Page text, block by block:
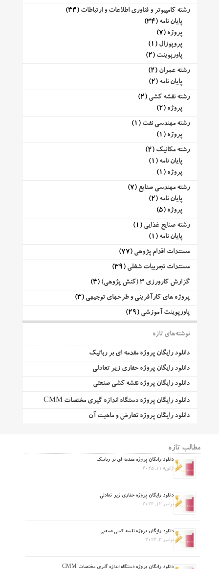
رشته کامپیوتر و فناوری اطلاعات و ارتباطات (44)
پایان نامه (34)
پروژه (7)
پروپوزال (1)
پاورپوینت (2)
رشته عمران (2)
پایان نامه (2)
رشته نقشه کشی (2)
پروژه (2)
رشته مهندسی نفت (1)
پروژه (1)
رشته مکانیک (2)
پایان نامه (1)
پروژه (1)
رشته مهندسی صنایع (7)
پایان نامه (2)
پروژه (5)
رشته صنایع غذایی (1)
پایان نامه (1)
مستندات اقدام پژوهی (77)
مستندات تجربیات شغلی (39)
گزارش کارورزی 3 (کنش پژوهی)
(4)
پروژه های کارآفرینی و طرحهای توجیهی (3)
پاورپوینت آموزشی (29)
نوشته‌های تازه
دانلود رایگان پروژه مقدمه ای بر رباتیک
دانلود رایگان پروژه حفاری زیر تعادلی
دانلود رایگان پروژه نقشه کشی صنعتی
دانلود رایگان پروژه دستگاه اندازه گیری مختصات CMM
دانلود رایگان پروژه تعارض و ماهیت آن
مطالب تازه
دانلود رایگان پروژه مقدمه ای بر رباتیک
ژانویه 11, 2025
دانلود رایگان پروژه حفاری زیر تعادلی
نوامبر 12, 2024
دانلود رایگان پروژه نقشه کشی صنعتی
نوامبر 4, 2024
دانلود رایگان پروژه دستگاه اندازه گیری مختصات CMM